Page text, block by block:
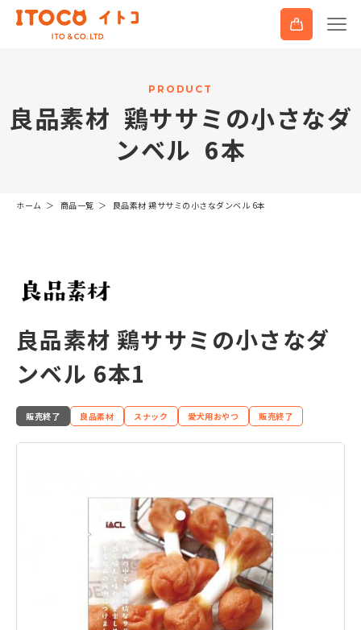
P R O D U C T
良品素材 鶏ササミ の小さなダ
ンベル 6本
ホーム 商品一覧 良品素材 鶏ササミの小さなダンベル 6本
良品素材 鶏ササミの小さなダ
ンベル 6本1
販売終了 良品素材 スナック 愛犬用おやつ 販売終了